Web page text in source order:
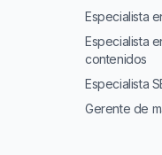
Especialista
Especialista
contenidos
Especialista
Gerente de